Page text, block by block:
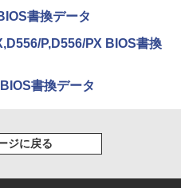
書換データ
P,D556/PX BIOS書換
書換データ
ジに戻る